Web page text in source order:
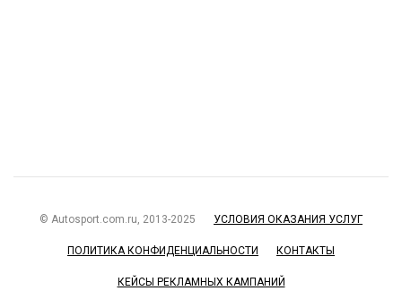
© Autosport.com.ru, 2013-2025 УСЛОВИЯ ОКАЗАНИЯ УСЛУГ
ПОЛИТИКА КОНФИДЕНЦИАЛЬНОСТИ КОНТАКТЫ
КЕЙСЫ РЕКЛАМНЫХ КАМПАНИЙ